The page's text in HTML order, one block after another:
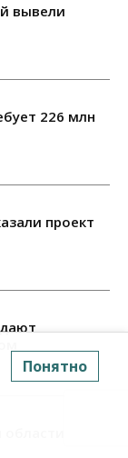
вывели
226 млн
проект
Понятно